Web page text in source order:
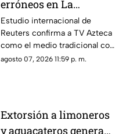
erróneos en La
Mañanera: Estudio de
Reuters confirma
liderazgo de TV Azteca
en alcance y
Estudio internacional de
Reuters confirma a TV Azteca
como el medio tradicional con
mayor alcance y credibilidad
agosto 07, 2026 11:59 p. m.
Extorsión a limoneros
y aguacateros genera